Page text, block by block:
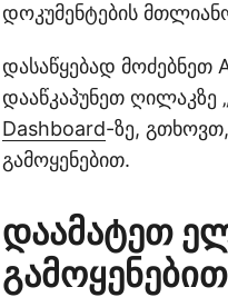
დოკუმენტების
დასაწყებად მოძებნეთ
დააწკაპუნეთ ღილაკზე
Dashboard-ზე,
გამოყენებით.
დაამატეთ
გამოყენებით